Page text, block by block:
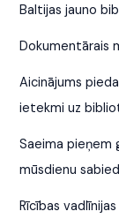
Baltijas jauno
Dokumentārais
Aicinājums
ietekmi uz
Saeima pieņem
mūsdienu
Rīcības